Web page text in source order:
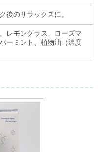
後のリラックスに。
レモングラス、ローズマ
ーミント、植物油（濃度